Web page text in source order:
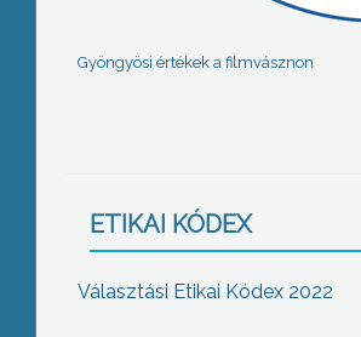
Gyöngyösi értékek a filmvásznon
ETIKAI KÓDEX
Választási Etikai Kódex 2022